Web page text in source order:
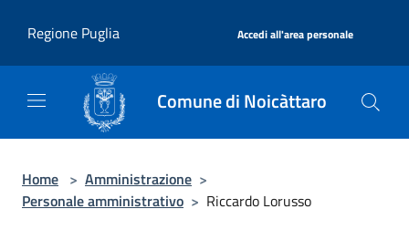
Regione Puglia
Accedi all'area personale
Comune di Noicàttaro
Home > Amministrazione >
Personale amministrativo > Riccardo Lorusso